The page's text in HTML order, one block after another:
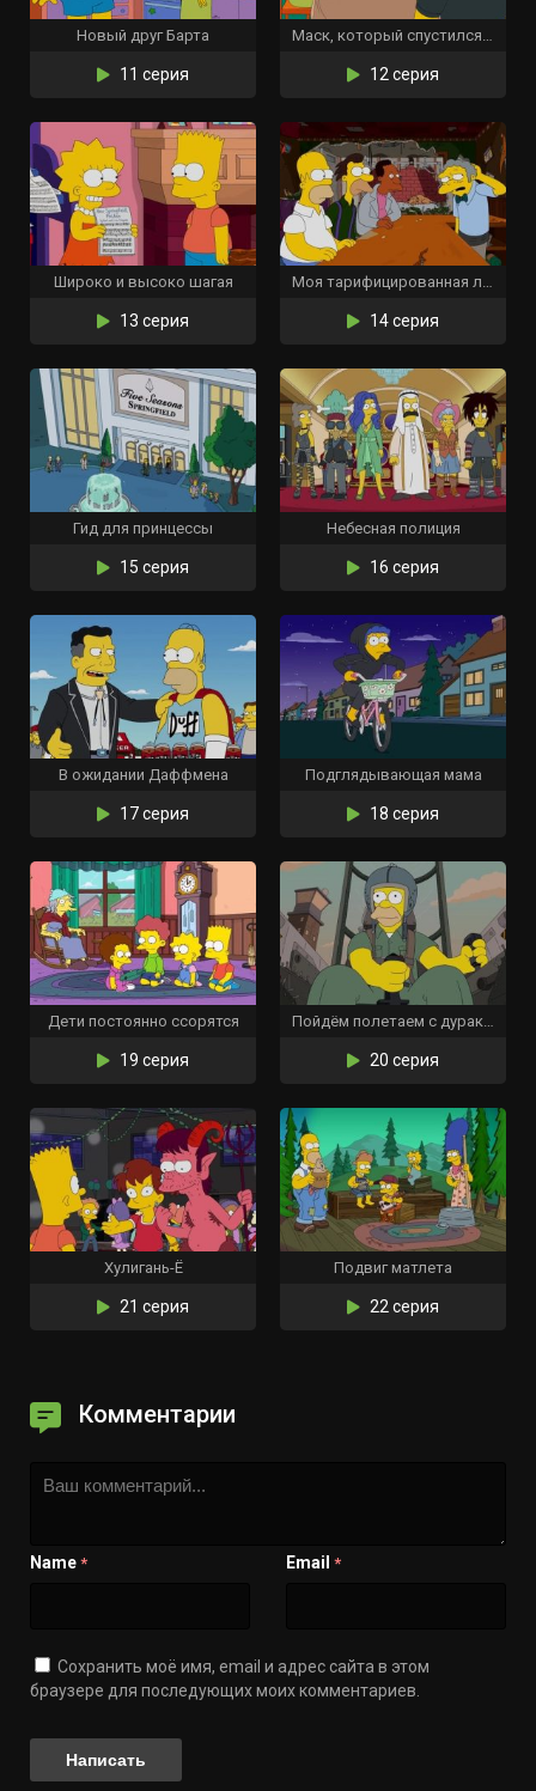
Новый друг Барта
11 серия
Маск, который спустился на Землю
12 серия
Широко и высоко шагая
13 серия
Моя тарифицированная леди
14 серия
Гид для принцессы
15 серия
Небесная полиция
16 серия
В ожидании Даффмена
17 серия
Подглядывающая мама
18 серия
Дети постоянно ссорятся
19 серия
Пойдём полетаем с дураком
20 серия
Хулигань-Ё
21 серия
Подвиг матлета
22 серия
Комментарии
Name * Email *
Сохранить моё имя, email и адрес сайта в этом
браузере для последующих моих комментариев.